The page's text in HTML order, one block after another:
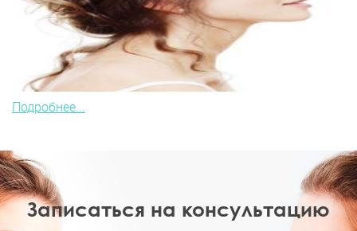
Подробнее...
Записаться на консультацию